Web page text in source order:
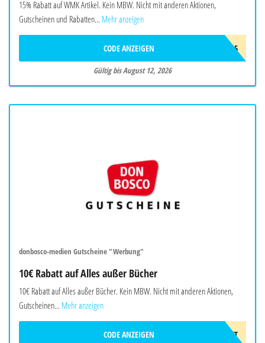
15% Rabatt auf WMK Artikel. Kein MBW. Nicht mit anderen Aktionen,
Gutscheinen und Rabatten... Mehr anzeigen
W-WMK-15
CODE ANZEIGEN
Gültig bis August 12, 2026
donbosco-medien Gutscheine "Werbung"
10€ Rabatt auf Alles außer Bücher
10€ Rabatt auf Alles außer Bücher. Kein MBW. Nicht mit anderen Aktionen,
Gutscheinen... Mehr anzeigen
10EUROGESCHENKT
CODE ANZEIGEN